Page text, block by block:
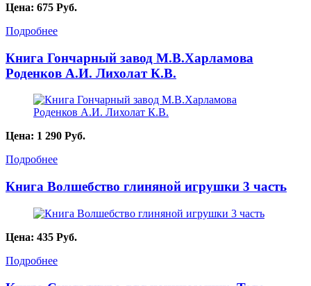
Цена: 675 Руб.
Подробнее
Книга Гончарный завод М.В.Харламова
Роденков А.И. Лихолат К.В.
Цена: 1 290 Руб.
Подробнее
Книга Волшебство глиняной игрушки 3 часть
Цена: 435 Руб.
Подробнее